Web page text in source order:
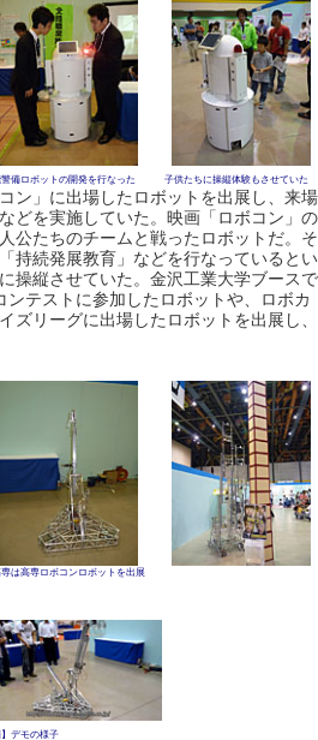
備ロボットの開発を行なった 子供たちに操縦体験もさせていた
ン」に出場したロボットを出展し、来場
どを実施していた。映画「ロボコン」の
公たちのチームと戦ったロボットだ。そ
持続発展教育」などを行なっているとい
操縦させていた。金沢工業大学ブースで
テストに参加したロボットや、ロボカ
ズリーグに出場したロボットを出展し、
は高専ロボコンロボットを出展
】デモの様子